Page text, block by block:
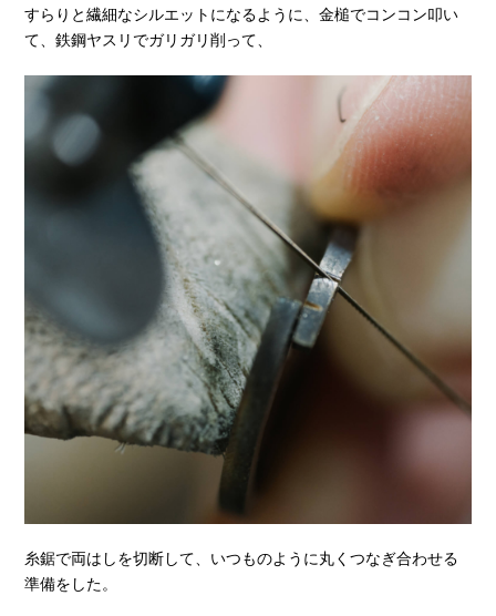
すらりと繊細なシルエットになるように、金槌でコンコン叩い
て、鉄鋼ヤスリでガリガリ削って、
糸鋸で両はしを切断して、いつものように丸くつなぎ合わせる
準備をした。